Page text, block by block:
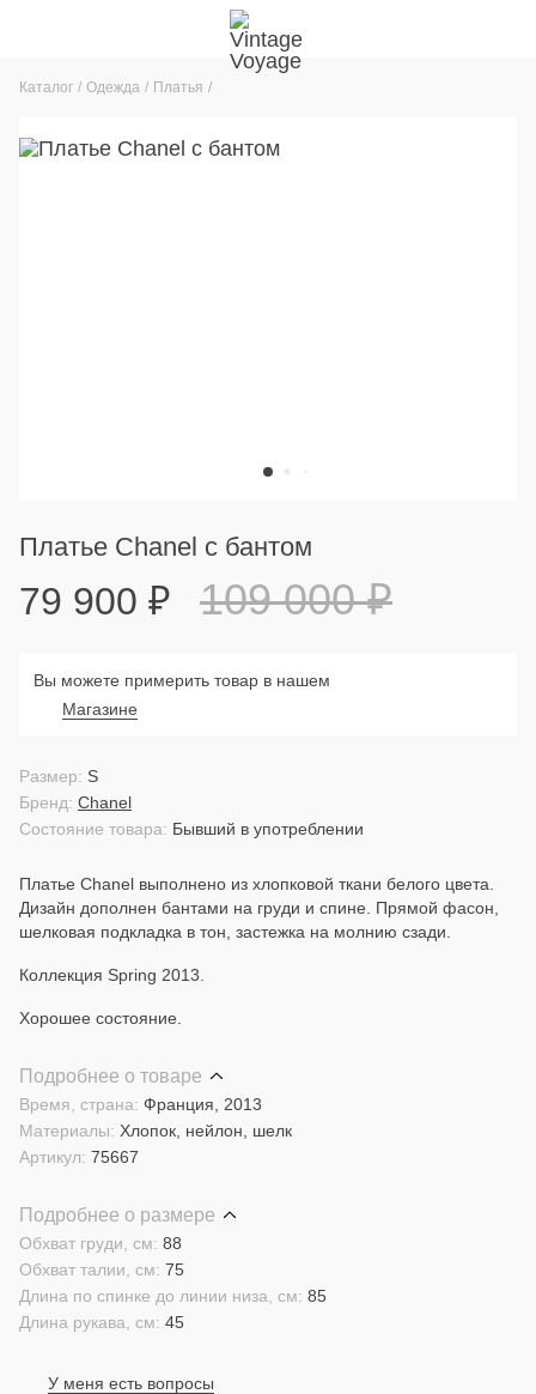
Каталог Одежда Платья
Платье Chanel с бантом
79 900 ₽ 109 000₽
Вы можете примерить товар в нашем
Магазине
Состояние товара: Бывший в употреблении
Бренд: Chanel
Размер: S
Платье Chanel выполнено из хлопковой ткани белого цвета.
Дизайн дополнен бантами на груди и спине. Прямой фасон,
шелковая подкладка в тон, застежка на молнию сзади.
Коллекция Spring 2013.
Хорошее состояние.
Подробнее о товаре
Материалы: Хлопок, нейлон, шелк
Время, страна: Франция, 2013
Артикул: 75667
Подробнее о размере
Длина рукава, см: 45
Длина по спинке до линии низа, см: 85
Обхват талии, см: 75
Обхват груди, см: 88
У меня есть вопросы